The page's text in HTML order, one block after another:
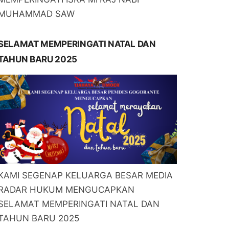
SAW
MEMPERINGATI NATAL DAN
BARU 2025
SEGENAP KELUARGA BESAR MEDIA
HUKUM MENGUCAPKAN
MEMPERINGATI NATAL DAN
BARU 2025